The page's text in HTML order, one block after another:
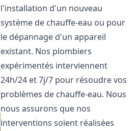
l'installation d'un nouveau
système de chauffe-eau ou pour
le dépannage d'un appareil
existant. Nos plombiers
expérimentés interviennent
24h/24 et 7j/7 pour résoudre vos
problèmes de chauffe-eau. Nous
nous assurons que nos
interventions soient réalisées